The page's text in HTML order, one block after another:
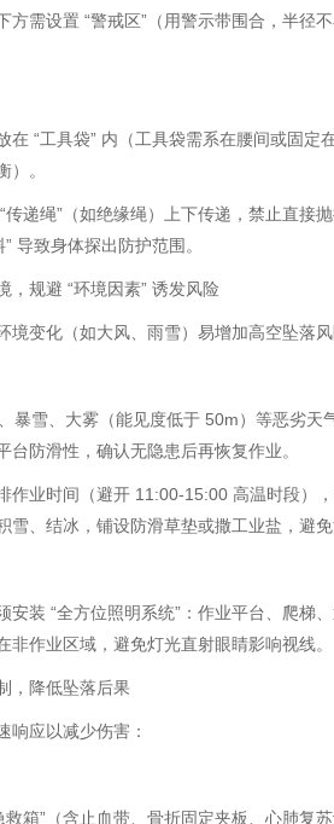
方需设置 “警戒区”（用警示带围合，半
在 “工具袋” 内（工具袋需系在腰间或固
）。
递绳”（如绝缘绳）上下传递，禁止直
导致身体探出防护范围。
，规避 “环境因素” 诱发风险
境变化（如大风、雨雪）易增加高空坠落
暴雪、大雾（能见度低于 50m）等恶劣
台防滑性，确认无隐患后再恢复作业。
作业时间（避开 11:00-15:00 高温时段）
雪、结冰，铺设防滑草垫或撒工业盐，避免
安装 “全方位照明系统”：作业平台、爬
非作业区域，避免灯光直射眼睛影响视线。
，降低坠落后果
响应以减少伤害：
箱”（含止血带、骨折固定夹板、心肺复